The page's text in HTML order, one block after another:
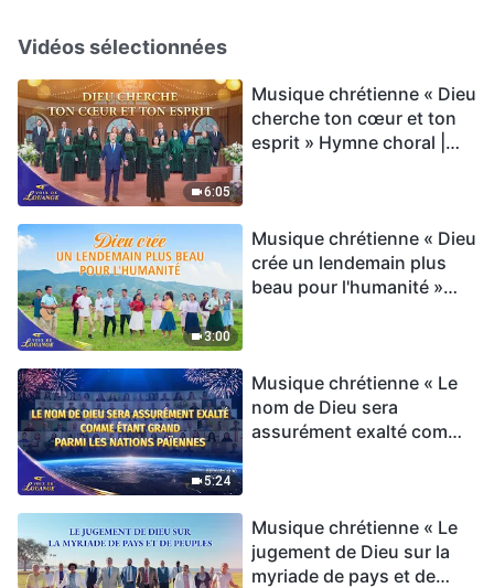
Vidéos sélectionnées
6:05
Musique chrétienne « Dieu
cherche ton cœur et ton
esprit » Hymne choral |
3:00
Musique chrétienne « Dieu
crée un lendemain plus
beau pour l'humanité »
5:24
Musique chrétienne « Le
nom de Dieu sera
assurément exalté comme
2026
Musique chrétienne « Le
jugement de Dieu sur la
myriade de pays et de